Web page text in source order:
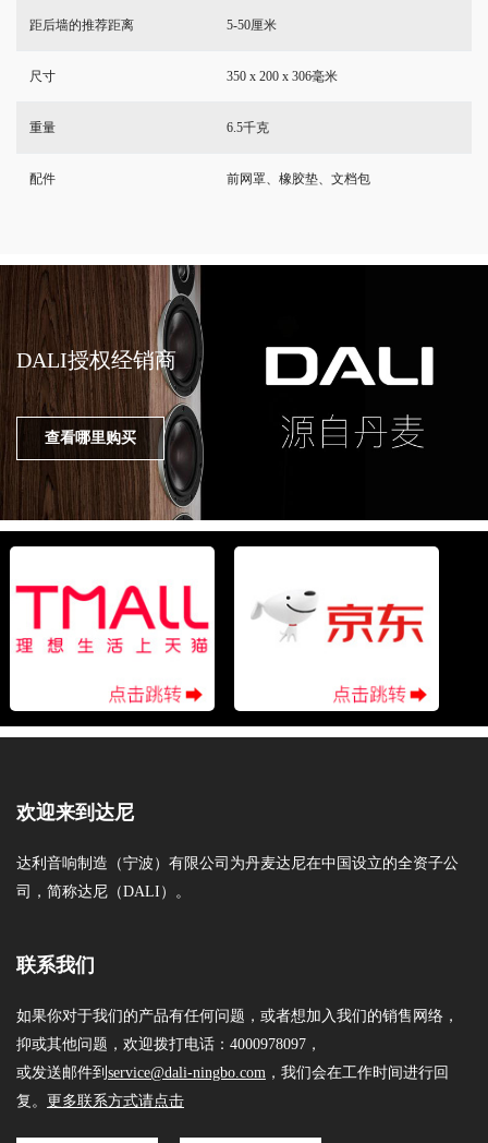
距后墙的推荐距离 5-50厘米
尺寸 350 x 200 x 306毫米
重量 6.5千克
配件 前网罩、橡胶垫、文档包
DALI授权经销商
查看哪里购买
欢迎来到达尼
达利音响制造（宁波）有限公司为丹麦达尼在中国设立的全资子公
司，简称达尼（DALI）。
联系我们
如果你对于我们的产品有任何问题，或者想加入我们的销售网络，
抑或其他问题，欢迎拨打电话：4000978097，
或发送邮件到 service@dali-ningbo.com ，我们会在工作时间进行回
复。 更多联系方式请点击